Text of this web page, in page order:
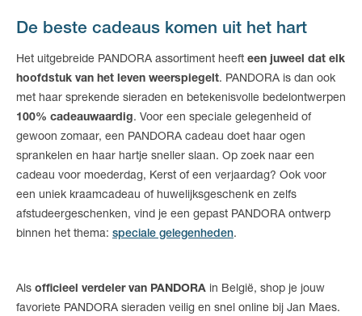
De beste cadeaus komen uit het hart
Het uitgebreide PANDORA assortiment heeft een juweel dat elk
hoofdstuk van het leven weerspiegelt. PANDORA is dan ook
met haar sprekende sieraden en betekenisvolle bedelontwerpen
100% cadeauwaardig. Voor een speciale gelegenheid of
gewoon zomaar, een PANDORA cadeau doet haar ogen
sprankelen en haar hartje sneller slaan. Op zoek naar een
cadeau voor moederdag, Kerst of een verjaardag? Ook voor
een uniek kraamcadeau of huwelijksgeschenk en zelfs
afstudeergeschenken, vind je een gepast PANDORA ontwerp
binnen het thema: speciale gelegenheden.
Als officieel verdeler van PANDORA in België, shop je jouw
favoriete PANDORA sieraden veilig en snel online bij Jan Maes.